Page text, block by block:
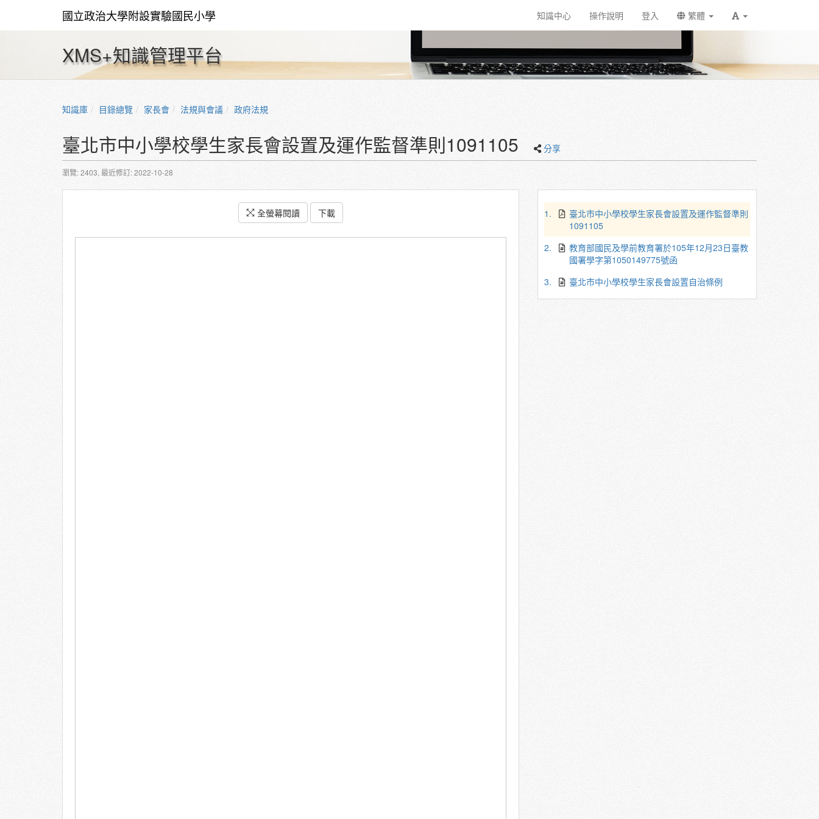
國立政治大學附設實驗國民小學 知識中心 操作說明 登入 繁體
XMS+知識管理平台
知識庫 目錄總覽 家長會 法規與會議 政府法規
臺北市中小學校學生家長會設置及運作監督準則1091105 分享
瀏覽: 2403, 最近修訂: 2022-10-28
全螢幕閱讀 下載 1.
臺北市中小學校學生家長會設置及運作監督準則
1091105
2.
教育部國民及學前教育署於105年12月23日臺教
國署學字第1050149775號函
3.
臺北市中小學校學生家長會設置自治條例